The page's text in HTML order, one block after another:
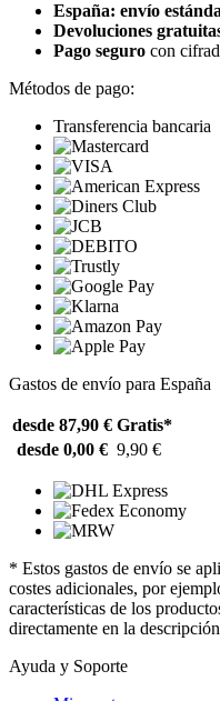
España: envío
Devoluciones
Pago seguro con
Métodos de pago:
Transferencia bancaria
Gastos de envío para España
desde 87,90 € Gratis*
desde 0,00 € 9,90 €
* Estos gastos de envío se
costes adicionales, por
características de los
directamente en la
Ayuda y Soporte